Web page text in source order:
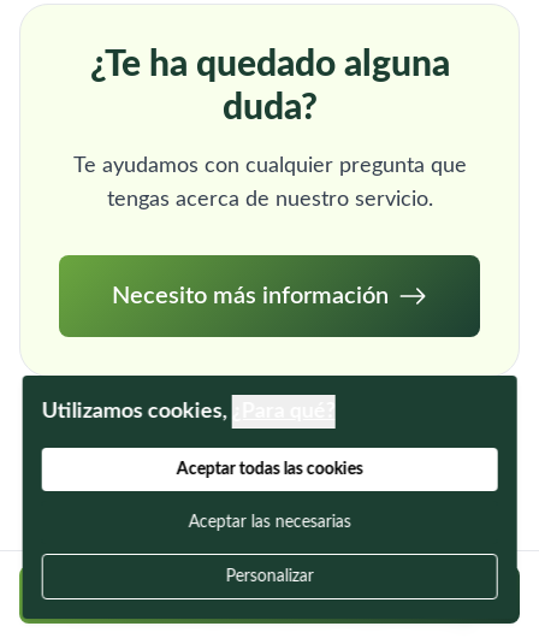
Regístrate gratis y encuentra a tu cuidador
¿Te ha quedado alguna
duda?
Te ayudamos con cualquier pregunta que
tengas acerca de nuestro servicio.
Necesito más información
Últimos artículos del blog
Utilizamos cookies,
Aceptar todas las cookies
Aceptar las necesarias
Personalizar